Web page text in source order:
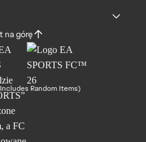
na górę
Random Items)